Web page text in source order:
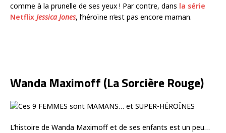
comme à la prunelle de ses yeux ! Par contre, dans la série
Netflix Jessica Jones, l’héroïne n’est pas encore maman.
Wanda Maximoff (La Sorcière Rouge)
L’histoire de Wanda Maximoff et de ses enfants est un peu…